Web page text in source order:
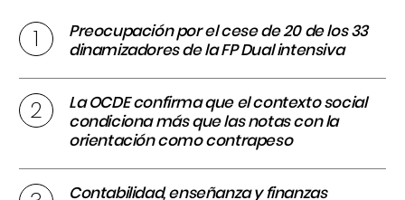
Preocupación por el cese de 20 de los 33
dinamizadores de la FP Dual intensiva
La OCDE confirma que el contexto social
condiciona más que las notas con la
orientación como contrapeso
Contabilidad, enseñanza y finanzas